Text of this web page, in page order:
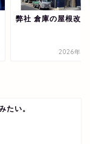
弊社 倉庫の屋根改修
2026年5
たい。